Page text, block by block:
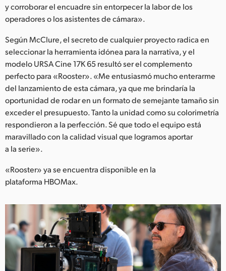
y corroborar el encuadre sin entorpecer la labor de los
operadores o los asistentes de cámara».
Según McClure, el secreto de cualquier proyecto radica en
seleccionar la herramienta idónea para la narrativa, y el
modelo URSA Cine 17K 65 resultó ser el complemento
perfecto para «Rooster». «Me entusiasmó mucho enterarme
del lanzamiento de esta cámara, ya que me brindaría la
oportunidad de rodar en un formato de semejante tamaño sin
exceder el presupuesto. Tanto la unidad como su colorimetría
respondieron a la perfección. Sé que todo el equipo está
maravillado con la calidad visual que logramos aportar
a la serie».
«Rooster» ya se encuentra disponible en la
plataforma HBOMax.